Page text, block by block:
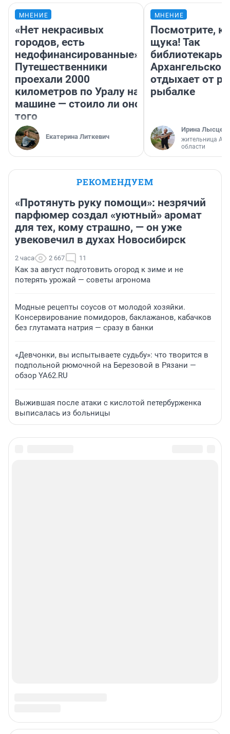
МНЕНИЕ
«Нет некрасивых
городов, есть
недофинансированные».
Путешественники
проехали 2000
километров по Уралу на
машине — стоило ли оно
того
Екатерина Литкевич
МНЕНИЕ
Посмотрите,
щука! Так
библиотекарь
отдыхает от
рыбалке
Ирина Лысцева
жительница
области
РЕКОМЕНДУЕМ
«Протянуть руку помощи»: незрячий
парфюмер создал «уютный» аромат
для тех, кому страшно, — он уже
увековечил в духах Новосибирск
2 часа 2 667 11
Как за август подготовить огород к зиме и не
потерять урожай — советы агронома
Модные рецепты соусов от молодой хозяйки.
Консервирование помидоров, баклажанов, кабачков
без глутамата натрия — сразу в банки
«Девчонки, вы испытываете судьбу»: что творится в
подпольной рюмочной на Березовой в Рязани —
обзор YA62.RU
Выжившая после атаки с кислотой петербурженка
выписалась из больницы